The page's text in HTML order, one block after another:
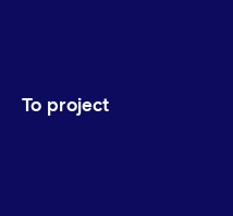
Το project